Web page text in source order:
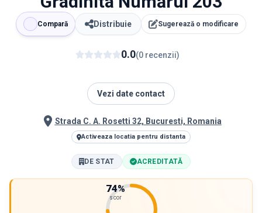
Compară Distribuie Sugerează o modificare
0.0(0 recenzii)
Vezi date contact
Strada C. A. Rosetti 32, Bucuresti, Romania
Activeaza locatia pentru distanta
DE STAT ACREDITATĂ
74%
scor